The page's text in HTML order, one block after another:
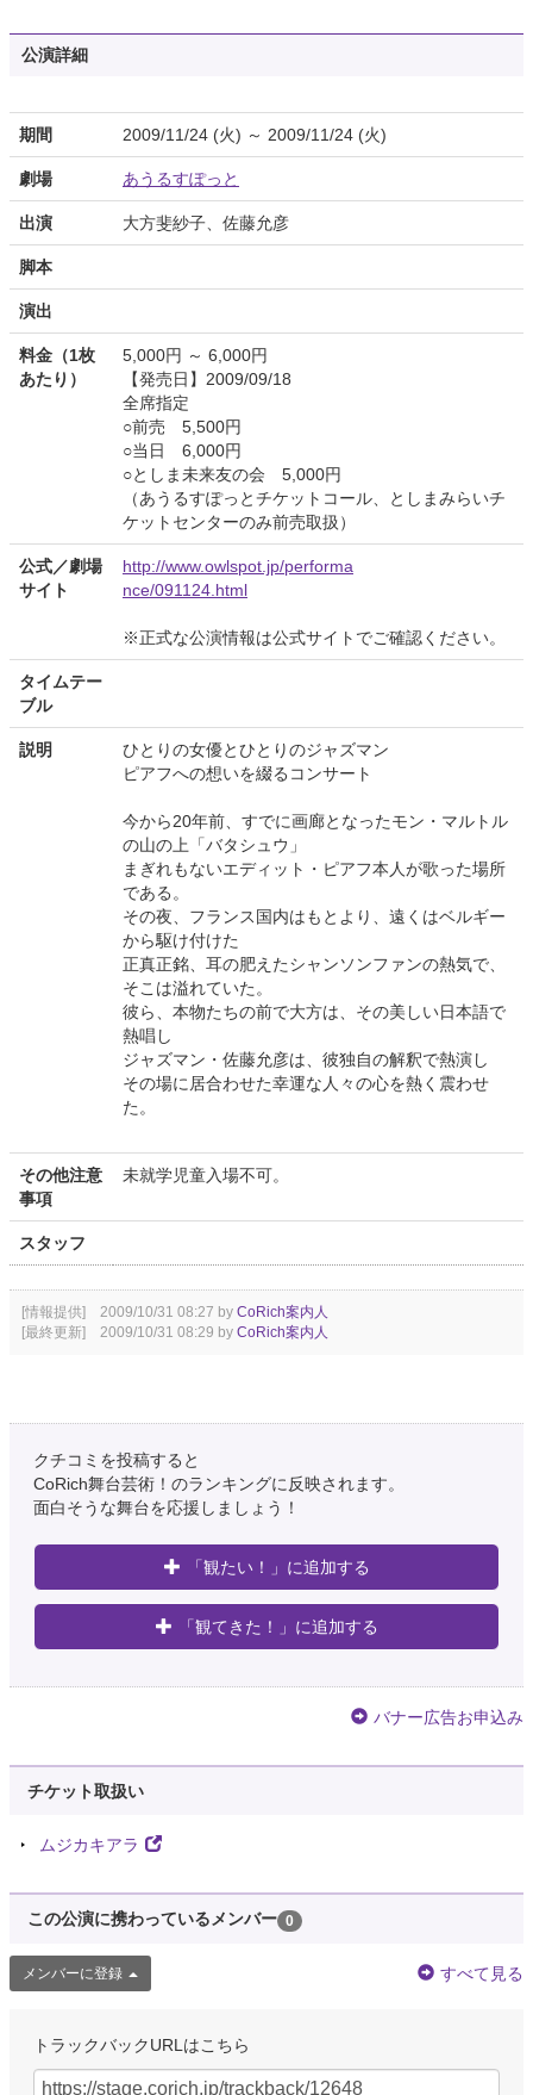
公演詳細
期間 2009/11/24 (火) ～ 2009/11/24 (火)
劇場 あうるすぽっと
出演 大方斐紗子、佐藤允彦
脚本
演出
料金（1枚
あたり）
5,000円 ～ 6,000円
【発売日】2009/09/18
全席指定
○前売 5,500円
○当日 6,000円
○としま未来友の会 5,000円
（あうるすぽっとチケットコール、としまみらいチ
ケットセンターのみ前売取扱）
公式／劇場
サイト
http://www.owlspot.jp/performa
nce/091124.html
※正式な公演情報は公式サイトでご確認ください。
タイムテー
ブル
説明
ひとりの女優とひとりのジャズマン
ピアフへの想いを綴るコンサート
今から20年前、すでに画廊となったモン・マルトル
の山の上「バタシュウ」
まぎれもないエディット・ピアフ本人が歌った場所
である。
その夜、フランス国内はもとより、遠くはベルギー
から駆け付けた
正真正銘、耳の肥えたシャンソンファンの熱気で、
そこは溢れていた。
彼ら、本物たちの前で大方は、その美しい日本語で
熱唱し
ジャズマン・佐藤允彦は、彼独自の解釈で熱演し
その場に居合わせた幸運な人々の心を熱く震わせ
た。
その他注意
事項
未就学児童入場不可。
スタッフ
[情報提供] 2009/10/31 08:27 by CoRich案内人
[最終更新] 2009/10/31 08:29 by CoRich案内人
クチコミを投稿すると
CoRich舞台芸術！のランキングに反映されます。
面白そうな舞台を応援しましょう！
「観たい！」に追加する
「観てきた！」に追加する
バナー広告お申込み
チケット取扱い
ムジカキアラ
この公演に携わっているメンバー 0
メンバーに登録 すべて見る
トラックバックURLはこちら